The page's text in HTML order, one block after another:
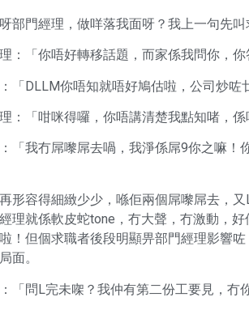
部門經理，做咩落我面呀？我上一句先
：「你唔好轉移話題，而家係我問你，你
「DLLM你唔知就唔好鳩估啦，公司炒咗
：「咁咪得囉，你唔講清楚我點知啫，係
「我冇屌嚟屌去喎，我淨係屌9你之嘛！
形容得細緻少少，喺佢兩個屌嚟屌去，
理就係軟皮蛇tone，冇大聲，冇激動，
！但個求職者後段明顯畀部門經理影響
面。
「問L完未㗎？我仲有第二份工要見，冇